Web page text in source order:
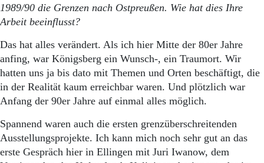
1989/90 die Grenzen nach Ostpreußen. Wie hat dies Ihre
Arbeit beeinflusst?
Das hat alles verändert. Als ich hier Mitte der 80er Jahre
anfing, war Königsberg ein Wunsch-, ein Traumort. Wir
hatten uns ja bis dato mit Themen und Orten beschäftigt, die
in der Realität kaum erreichbar waren. Und plötzlich war
Anfang der 90er Jahre auf einmal alles möglich.
Spannend waren auch die ersten grenzüberschreitenden
Ausstellungsprojekte. Ich kann mich noch sehr gut an das
erste Gespräch hier in Ellingen mit Juri Iwanow, dem